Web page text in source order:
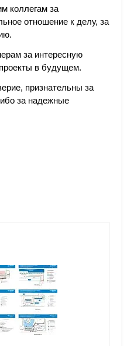
коллегам за
отношение к делу, за
за интересную
в будущем.
признательны за
за надежные